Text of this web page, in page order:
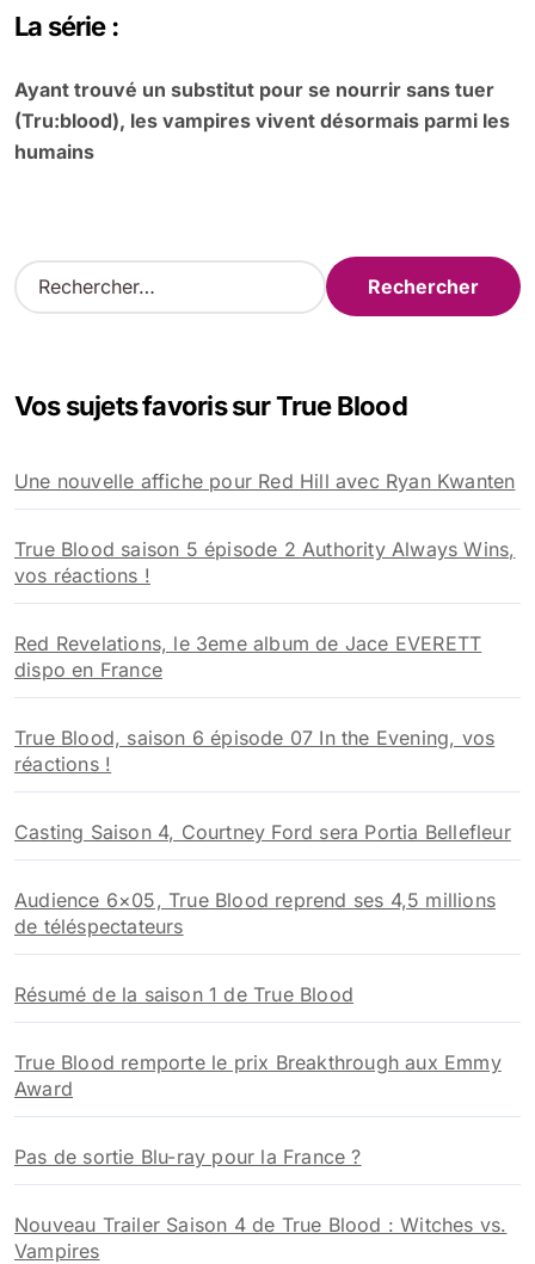
La série :
Ayant trouvé un substitut pour se nourrir sans tuer
(Tru:blood), les vampires vivent désormais parmi les
humains
R
e
r
e
r
:
Vos sujets favoris sur True Blood
Une nouvelle affiche pour Red Hill avec Ryan Kwanten
True Blood saison 5 épisode 2 Authority Always Wins,
vos réactions !
Red Revelations, le 3eme album de Jace EVERETT
dispo en France
True Blood, saison 6 épisode 07 In the Evening, vos
réactions !
Casting Saison 4, Courtney Ford sera Portia Bellefleur
Audience 6×05, True Blood reprend ses 4,5 millions
de téléspectateurs
Résumé de la saison 1 de True Blood
True Blood remporte le prix Breakthrough aux Emmy
Award
Pas de sortie Blu-ray pour la France ?
Nouveau Trailer Saison 4 de True Blood : Witches vs.
Vampires